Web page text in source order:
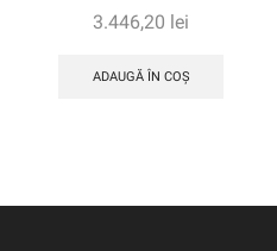
3.446,20 lei
ADAUGĂ ÎN COȘ